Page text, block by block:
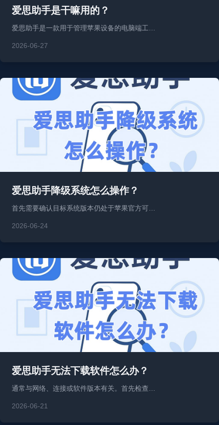
爱思助手是干嘛用的？
爱思助手是一款用于管理苹果设备的电脑端工…
2026-06-27
爱思助手降级系统怎么操作？
首先需要确认目标系统版本仍处于苹果官方可…
2026-06-24
爱思助手无法下载软件怎么办？
通常与网络、连接或软件版本有关。首先检查…
2026-06-21